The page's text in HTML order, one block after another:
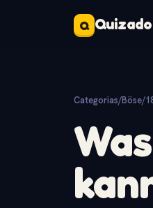
Q Quizado
Categorias/Böse/